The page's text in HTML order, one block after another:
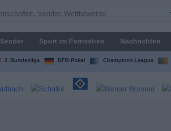
Sender Sport im Fernsehen Nachrichten
2. Bundesliga DFB-Pokal Champions League